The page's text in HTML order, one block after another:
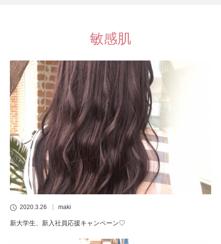
敏感肌
2020.3.26 maki
新大学生、新入社員応援キャンペーン♡